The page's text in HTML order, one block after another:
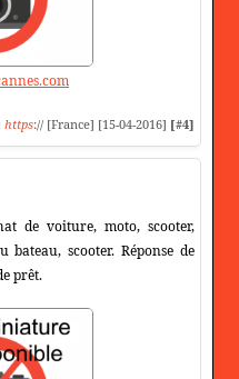
https:// [France] [15-04-2016] [#4]
de voiture, moto, scooter,
scooter. Réponse de
prêt.